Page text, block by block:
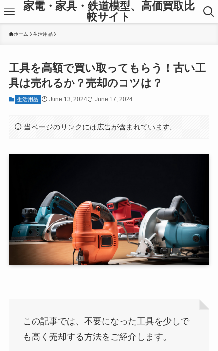
家電・家具・鉄道模型、高価買取比
較サイト
ホーム 生活用品
工具を高額で買い取ってもらう！古い工
具は売れるか？売却のコツは？
生活用品 June 13, 2024 June 17, 2024
当ページのリンクには広告が含まれています。
この記事では、不要になった工具を少しで
も高く売却する方法をご紹介します。